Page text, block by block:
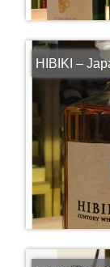
HIBIKI –